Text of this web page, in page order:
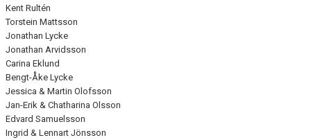
Kent Rultén
Torstein Mattsson
Jonathan Lycke
Jonathan Arvidsson
Carina Eklund
Bengt-Åke Lycke
Jessica & Martin Olofsson
Jan-Erik & Chatharina Olsson
Edvard Samuelsson
Ingrid & Lennart Jönsson